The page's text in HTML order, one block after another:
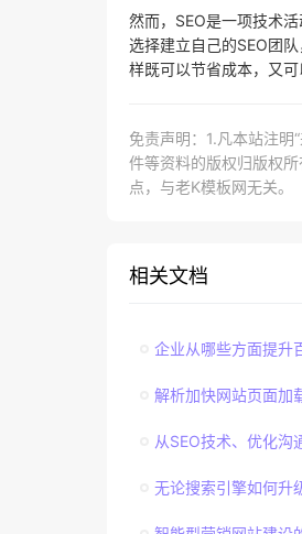
然而，SEO是一项技术
选择建立自己的SEO团
样既可以节省成本，又可
免责声明：1.凡本站注明
件等资料的版权归版权
点，与老K模板网无关。
相关文档
企业从哪些方面提升
解析加快网站页面加
从SEO技术、优化沟
无论搜索引擎如何升